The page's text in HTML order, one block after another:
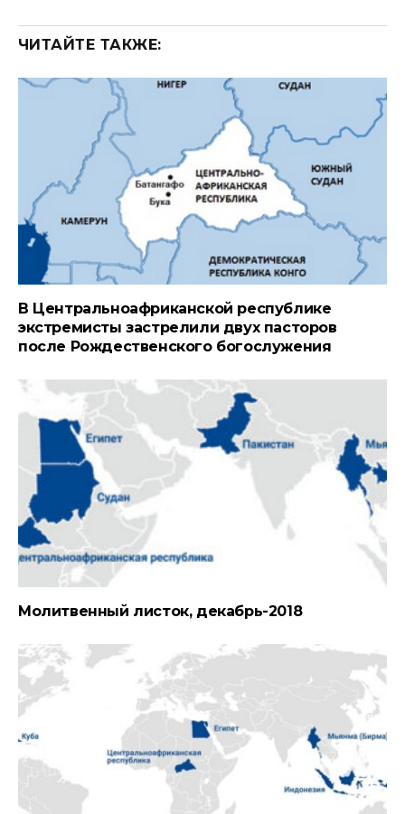
ЧИТАЙТЕ ТАКЖЕ:
В Центральноафриканской республике
экстремисты застрелили двух пасторов
после Рождественского богослужения
Молитвенный листок, декабрь-2018